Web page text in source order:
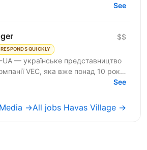
із досвідом самостійнихSee
RESPONDS QUICKLY
$$
— українське представництво
VEC, яка вже понад 10 років
галузь за допомогою BIMSee
→All jobs Havas Village →